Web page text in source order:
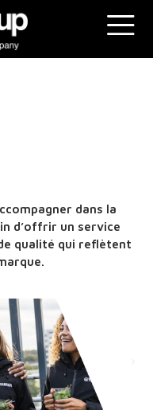
dans la
d’offrir un service
qualité qui reflètent